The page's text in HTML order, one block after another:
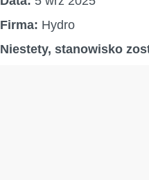
Firma: Hydro
Niestety, stanowisko